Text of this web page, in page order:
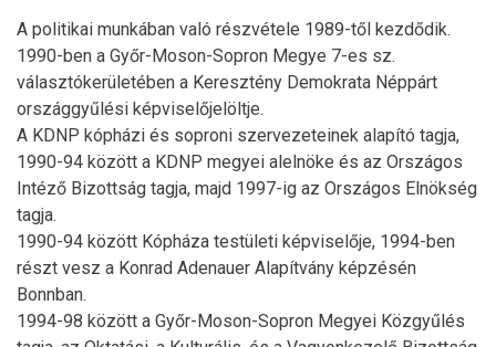
A politikai munkában való részvétele 1989-től kezdődik.
1990-ben a Győr-Moson-Sopron Megye 7-es sz.
választókerületében a Keresztény Demokrata Néppárt
országgyűlési képviselőjelöltje.
A KDNP kópházi és soproni szervezeteinek alapító tagja,
1990-94 között a KDNP megyei alelnöke és az Országos
Intéző Bizottság tagja, majd 1997-ig az Országos Elnökség
tagja.
1990-94 között Kópháza testületi képviselője, 1994-ben
részt vesz a Konrad Adenauer Alapítvány képzésén
Bonnban.
1994-98 között a Győr-Moson-Sopron Megyei Közgyűlés